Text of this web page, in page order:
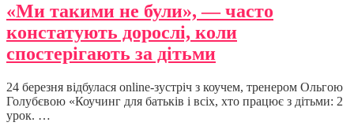
«Ми такими не були», — часто
констатують дорослі, коли
спостерігають за дітьми
24 березня відбулася online-зустріч з коучем, тренером Ольгою
Голубєвою «Коучинг для батьків і всіх, хто працює з дітьми: 2
урок. …